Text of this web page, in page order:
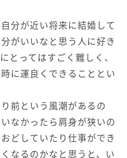
分が近い将来に結婚して
がいいなと思う人に好き
とってはすごく難しく、
に運良くできることとい
前という風潮があるの
なかったら肩身が狭いの
どしていたり仕事ができ
なるのかなと思うと、い